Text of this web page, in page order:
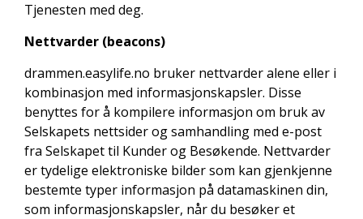
Tjenesten med deg.
Nettvarder (beacons)
drammen.easylife.no bruker nettvarder alene eller i
kombinasjon med informasjonskapsler. Disse
benyttes for å kompilere informasjon om bruk av
Selskapets nettsider og samhandling med e-post
fra Selskapet til Kunder og Besøkende. Nettvarder
er tydelige elektroniske bilder som kan gjenkjenne
bestemte typer informasjon på datamaskinen din,
som informasjonskapsler, når du besøker et